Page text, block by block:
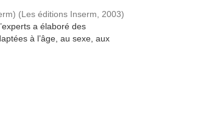
(Les éditions Inserm, 2003)
a élaboré des
à l’âge, au sexe, aux